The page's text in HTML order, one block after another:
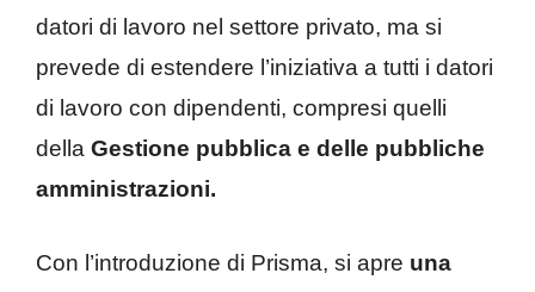
datori di lavoro nel settore privato, ma si
prevede di estendere l’iniziativa a tutti i datori
di lavoro con dipendenti, compresi quelli
della Gestione pubblica e delle pubbliche
amministrazioni.
Con l’introduzione di Prisma, si apre una